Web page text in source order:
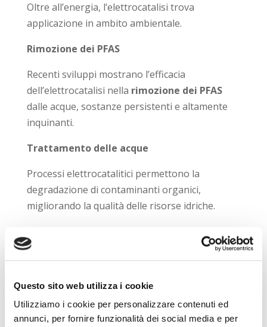
Questo sito web utilizza i cookie
Utilizziamo i cookie per personalizzare contenuti ed
annunci, per fornire funzionalità dei social media e per
Oltre all’energia, l’elettrocatalisi trova
applicazione in ambito ambientale.
Rimozione dei PFAS
Recenti sviluppi mostrano l’efficacia
dell’elettrocatalisi nella rimozione dei PFAS
dalle acque, sostanze persistenti e altamente
inquinanti.
Trattamento delle acque
Processi elettrocatalitici permettono la
degradazione di contaminanti organici,
migliorando la qualità delle risorse idriche.
elettrocatarsi
, intesa come purificazione
elettrochimica avanzata.
Nanomateriali e monitoraggio dei
L’impiego dinanomaterialiconsente di